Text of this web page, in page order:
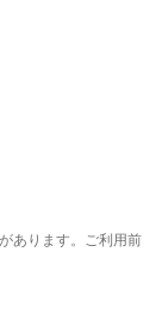
あります。ご利用前